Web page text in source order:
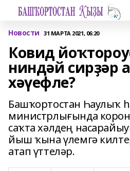
Новости 31 МАРТА 2021, 06:20
Ковид
ниндәй сирҙәр
хәүефле?
Башҡортостан Һаулыҡ
министрлығында
саҡта хәлдең
йыш ҡына үлемгә
атап үттеләр.